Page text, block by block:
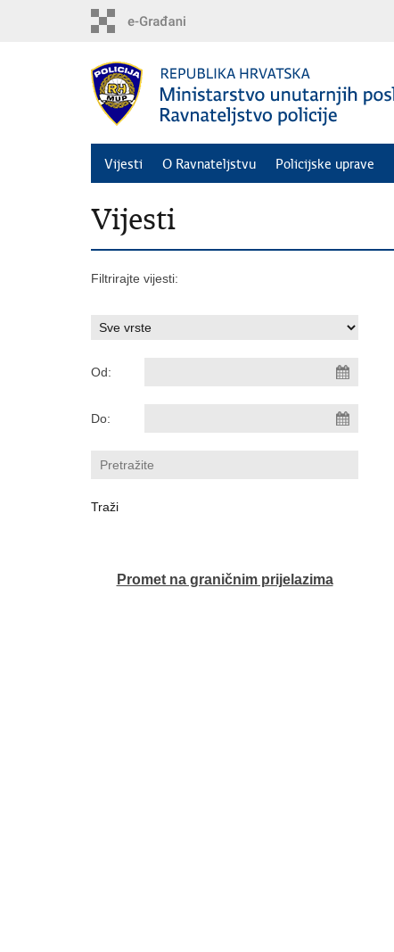
Vijesti O Ravnateljstvu Policijske uprave
Vijesti
Filtrirajte vijesti:
Od:
Do:
Promet na graničnim prijelazima